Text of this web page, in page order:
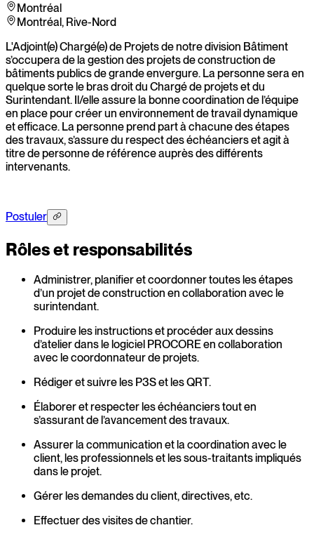
Montréal
Montréal, Rive-Nord
L'Adjoint(e) Chargé(e) de Projets de notre division Bâtiment
s’occupera de la gestion des projets de construction de
bâtiments publics de grande envergure. La personne sera en
quelque sorte le bras droit du Chargé de projets et du
Surintendant. Il/elle assure la bonne coordination de l’équipe
en place pour créer un environnement de travail dynamique
et efficace. La personne prend part à chacune des étapes
des travaux, s’assure du respect des échéanciers et agit à
titre de personne de référence auprès des différents
intervenants.
Postuler
Rôles et responsabilités
Administrer, planifier et coordonner toutes les étapes
d’un projet de construction en collaboration avec le
surintendant.
Produire les instructions et procéder aux dessins
d’atelier dans le logiciel PROCORE en collaboration
avec le coordonnateur de projets.
Rédiger et suivre les P3S et les QRT.
Élaborer et respecter les échéanciers tout en
s’assurant de l’avancement des travaux.
Assurer la communication et la coordination avec le
client, les professionnels et les sous-traitants impliqués
dans le projet.
Gérer les demandes du client, directives, etc.
Effectuer des visites de chantier.